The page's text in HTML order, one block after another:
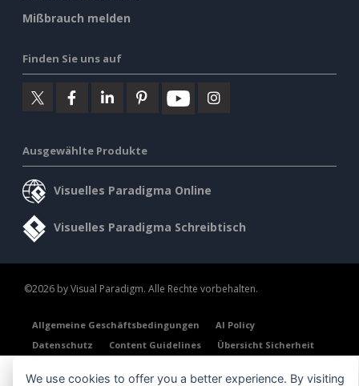
Mißbrauch melden
Finden Sie uns auf
Ausgewählte Produkte
Visuelles Paradigma Online
Visuelles Paradigma Schreibtisch
©2026 by Visual Paradigm. Alle Rechte vorbehalten.
Allgemeine Geschäftsbedingungen
AI Policy
Datenschutz
Content Guidelines Übersicht Sicherheit
We use cookies to offer you a better experience. By visiting